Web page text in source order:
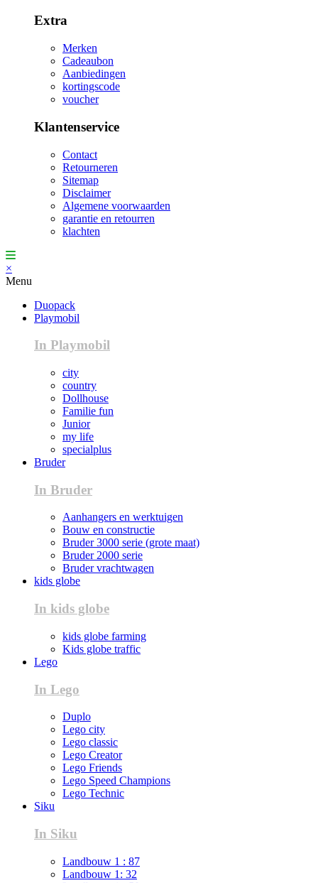
Extra
Merken
Cadeaubon
Aanbiedingen
kortingscode
voucher
Klantenservice
Contact
Retourneren
Sitemap
Disclaimer
Algemene voorwaarden
garantie en retourren
klachten
×
Menu
Duopack
Playmobil
In Playmobil
city
country
Dollhouse
Familie fun
Junior
my life
specialplus
Bruder
In Bruder
Aanhangers en werktuigen
Bouw en constructie
Bruder 3000 serie (grote maat)
Bruder 2000 serie
Bruder vrachtwagen
kids globe
In kids globe
kids globe farming
Kids globe traffic
Lego
In Lego
Duplo
Lego city
Lego classic
Lego Creator
Lego Friends
Lego Speed Champions
Lego Technic
Siku
In Siku
Landbouw 1 : 87
Landbouw 1: 32